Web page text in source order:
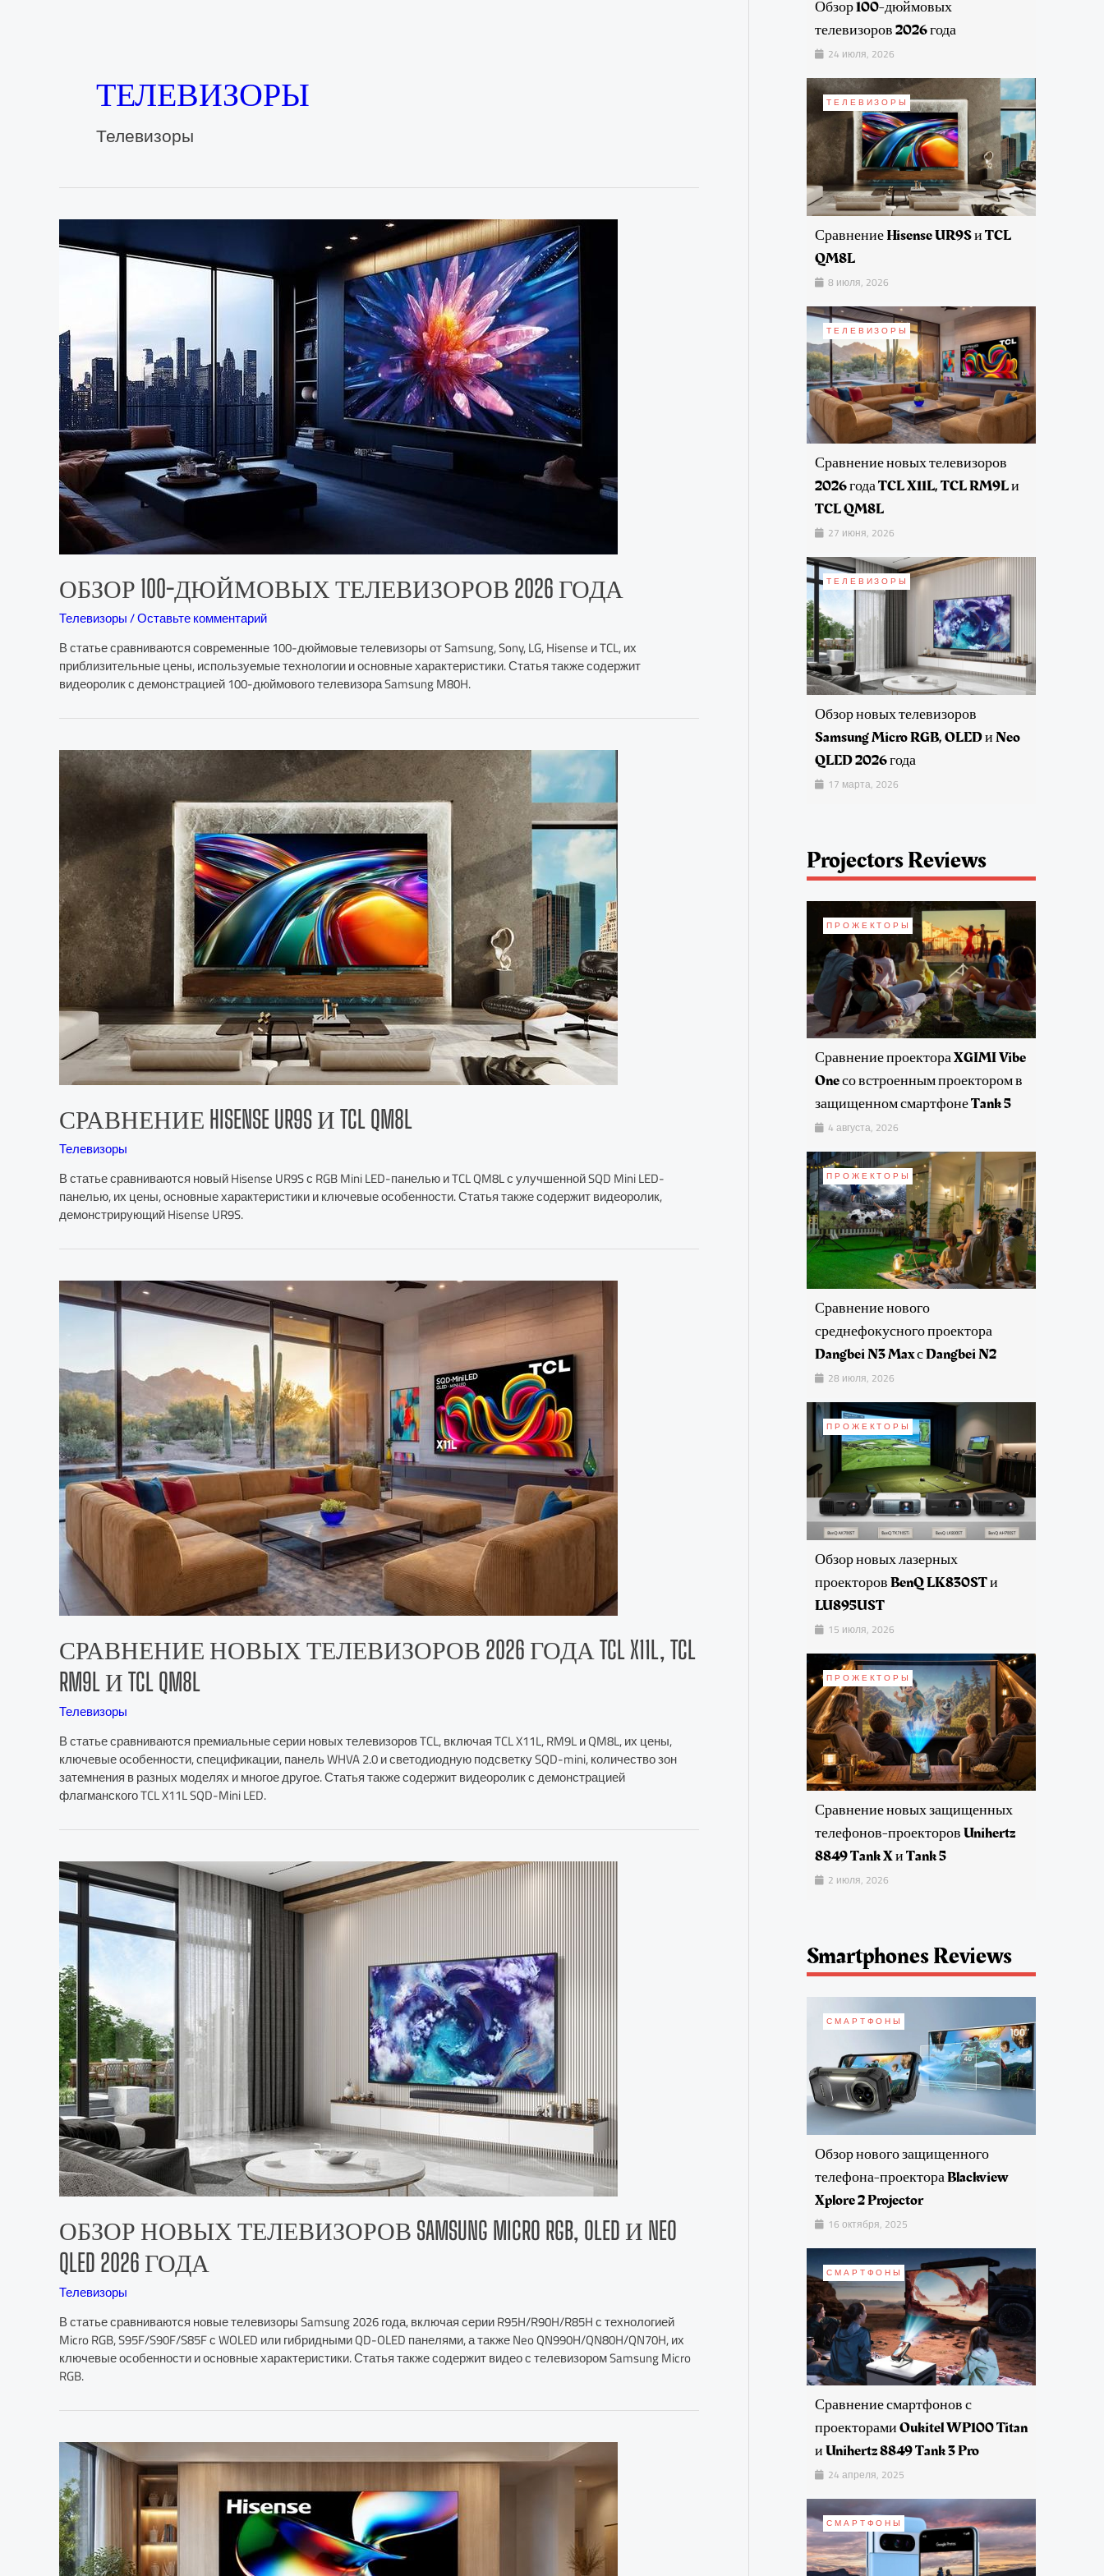
ТЕЛЕВИЗОРЫ
Телевизоры
ОБЗОР 100-ДЮЙМОВЫХ ТЕЛЕВИЗОРОВ 2026 ГОДА
Телевизоры/Оставьте комментарий
В статье сравниваются современные 100-дюймовые телевизоры от Samsung, Sony, LG, Hisense и TCL, их
приблизительные цены, используемые технологии и основные характеристики. Статья также содержит
видеоролик с демонстрацией 100-дюймового телевизора Samsung M80H.
СРАВНЕНИЕ HISENSE UR9S И TCL QM8L
Телевизоры
В статье сравниваются новый Hisense UR9S с RGB Mini LED-панелью и TCL QM8L с улучшенной SQD Mini LED-
панелью, их цены, основные характеристики и ключевые особенности. Статья также содержит видеоролик,
демонстрирующий Hisense UR9S.
СРАВНЕНИЕ НОВЫХ ТЕЛЕВИЗОРОВ 2026 ГОДА TCL X11L, TCL
RM9L И TCL QM8L
Телевизоры
В статье сравниваются премиальные серии новых телевизоров TCL, включая TCL X11L, RM9L и QM8L, их цены,
ключевые особенности, спецификации, панель WHVA 2.0 и светодиодную подсветку SQD-mini, количество зон
затемнения в разных моделях и многое другое. Статья также содержит видеоролик с демонстрацией
флагманского TCL X11L SQD-Mini LED.
ОБЗОР НОВЫХ ТЕЛЕВИЗОРОВ SAMSUNG MICRO RGB, OLED И NEO
QLED 2026 ГОДА
Телевизоры
В статье сравниваются новые телевизоры Samsung 2026 года, включая серии R95H/R90H/R85H с технологией
Micro RGB, S95F/S90F/S85F с WOLED или гибридными QD-OLED панелями, а также Neo QN990H/QN80H/QN70H, их
ключевые особенности и основные характеристики. Статья также содержит видео с телевизором Samsung Micro
RGB.
Обзор 100-дюймовых
телевизоров 2026 года
24 июля, 2026
ТЕЛЕВИЗОРЫ
Сравнение Hisense UR9S и TCL
QM8L
8 июля, 2026
ТЕЛЕВИЗОРЫ
Сравнение новых телевизоров
2026 года TCL X11L, TCL RM9L и
TCL QM8L
27 июня, 2026
ТЕЛЕВИЗОРЫ
Обзор новых телевизоров
Samsung Micro RGB, OLED и Neo
QLED 2026 года
17 марта, 2026
Projectors Reviews
ПРОЖЕКТОРЫ
Сравнение проектора XGIMI Vibe
One со встроенным проектором в
защищенном смартфоне Tank 5
4 августа, 2026
ПРОЖЕКТОРЫ
Сравнение нового
среднефокусного проектора
Dangbei N3 Max с Dangbei N2
28 июля, 2026
ПРОЖЕКТОРЫ
Обзор новых лазерных
проекторов BenQ LK830ST и
LU895UST
15 июля, 2026
ПРОЖЕКТОРЫ
Сравнение новых защищенных
телефонов-проекторов Unihertz
8849 Tank X и Tank 5
2 июля, 2026
Smartphones Reviews
СМАРТФОНЫ
Обзор нового защищенного
телефона-проектора Blackview
Xplore 2 Projector
16 октября, 2025
СМАРТФОНЫ
Сравнение смартфонов с
проекторами Oukitel WP100 Titan
и Unihertz 8849 Tank 3 Pro
24 апреля, 2025
СМАРТФОНЫ